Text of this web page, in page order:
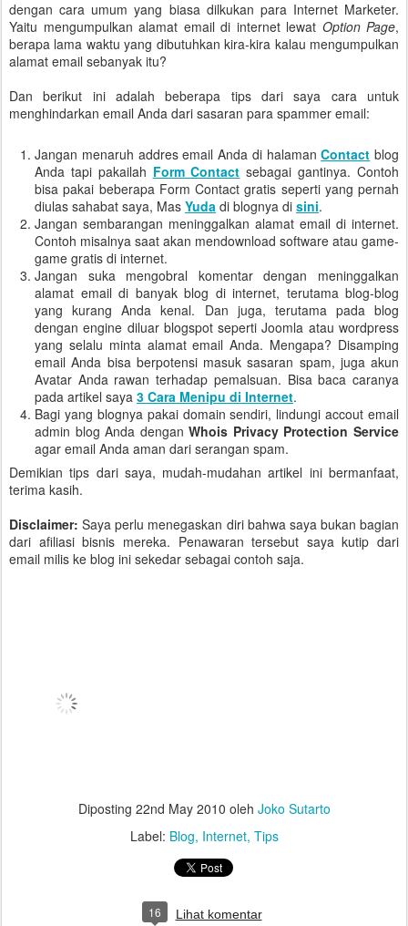
dengan cara umum yang biasa dilkukan para Internet Marketer.
Yaitu mengumpulkan alamat email di internet lewat Option Page,
berapa lama waktu yang dibutuhkan kira-kira kalau mengumpulkan
alamat email sebanyak itu?
Dan berikut ini adalah beberapa tips dari saya cara untuk
menghindarkan email Anda dari sasaran para spammer email:
Jangan menaruh addres email Anda di halamanContact blog
Anda tapi pakailah Form Contact sebagai gantinya. Contoh
bisa pakai beberapa Form Contact gratis seperti yang pernah
diulas sahabat saya, Mas Yuda di blognya di sini.
Jangan sembarangan meninggalkan alamat email di internet.
Contoh misalnya saat akan mendownload software atau game-
game gratis di internet.
Jangan suka mengobral komentar dengan meninggalkan
alamat email di banyak blog di internet, terutama blog-blog
yang kurang Anda kenal. Dan juga, terutama pada blog
dengan engine diluar blogspot seperti Joomla atau wordpress
yang selalu minta alamat email Anda. Mengapa? Disamping
email Anda bisa berpotensi masuk sasaran spam, juga akun
Avatar Anda rawan terhadap pemalsuan. Bisa baca caranya
pada artikel saya 3 Cara Menipu di Internet.
Bagi yang blognya pakai domain sendiri, lindungi accout email
admin blog Anda denganWhois Privacy Protection Service
agar email Anda aman dari serangan spam.
Demikian tips dari saya, mudah-mudahan artikel ini bermanfaat,
terima kasih.
Disclaimer: Saya perlu menegaskan diri bahwa saya bukan bagian
dari afiliasi bisnis mereka. Penawaran tersebut saya kutip dari
email milis ke blog ini sekedar sebagai contoh saja.
Diposting 22nd May 2010 oleh Joko Sutarto
Label: Blog Internet Tips
16 Lihat komentar